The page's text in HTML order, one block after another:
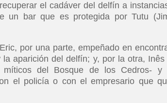
el cadáver del delfín a
un bar que es protegida por Tutu
por una parte, empeñado en
aparición del delfín; y, por la otra, Inês
del Bosque de los Cedros- y
el policía o con el empresario que